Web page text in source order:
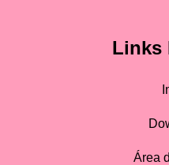
Links
Área